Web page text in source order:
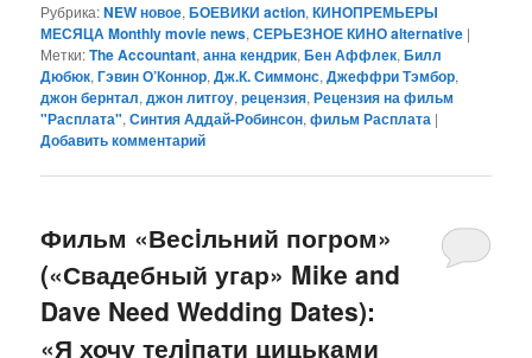
Рубрика:NEW новое,БОЕВИКИ action,КИНОПРЕМЬЕРЫ
МЕСЯЦА Monthly movie news,СЕРЬЕЗНОЕ КИНО alternative |
Метки:The Accountant,анна кендрик,Бен Аффлек,Билл
Дюбюк,Гэвин О’Коннор,Дж.К. Симмонс,Джеффри Тэмбор,
джон бернтал,джон литгоу,рецензия,Рецензия на фильм
"Расплата",Синтия Аддай-Робинсон,фильм Расплата |
Добавить комментарий
Фильм «Весiльний погром»
(«Свадебный угар» Mike and
Dave Need Wedding Dates):
«Я хочу телiпати цицьками